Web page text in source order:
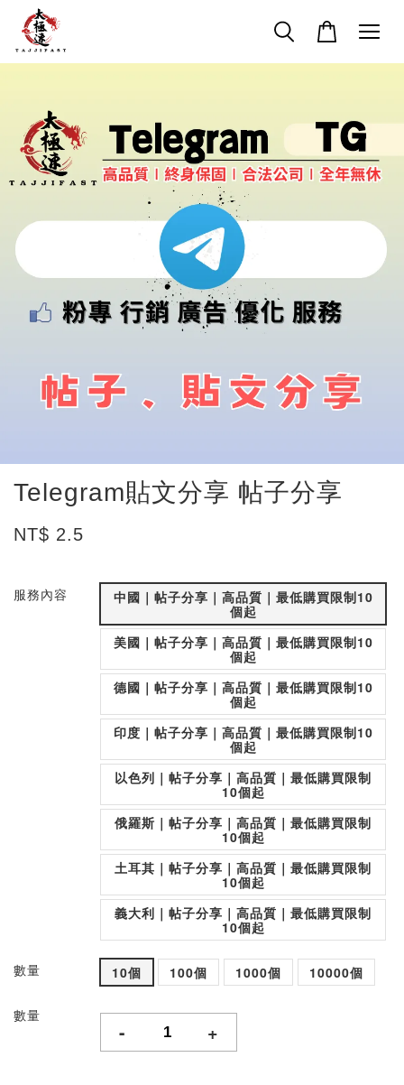
Telegram貼文分享 帖子分享
NT$ 2.5
服務內容
中國｜帖子分享｜高品質｜最低購買限制10
個起
美國｜帖子分享｜高品質｜最低購買限制10
個起
德國｜帖子分享｜高品質｜最低購買限制10
個起
印度｜帖子分享｜高品質｜最低購買限制10
個起
以色列｜帖子分享｜高品質｜最低購買限制
10個起
俄羅斯｜帖子分享｜高品質｜最低購買限制
10個起
土耳其｜帖子分享｜高品質｜最低購買限制
10個起
義大利｜帖子分享｜高品質｜最低購買限制
10個起
數量 10個 100個 1000個 10000個
數量
- +